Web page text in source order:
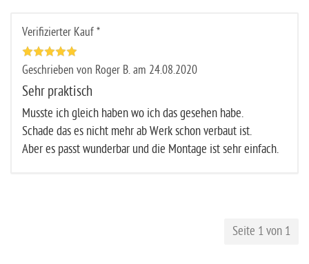
Verifizierter Kauf *
Geschrieben von Roger B. am 24.08.2020
Sehr praktisch
Musste ich gleich haben wo ich das gesehen habe.
Schade das es nicht mehr ab Werk schon verbaut ist.
Aber es passt wunderbar und die Montage ist sehr einfach.
Seite 1 von 1